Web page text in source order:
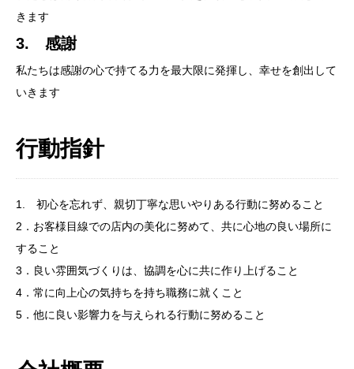
きます
3. 感謝
私たちは感謝の心で持てる力を最大限に発揮し、幸せを創出して
いきます
行動指針
1. 初心を忘れず、親切丁寧な思いやりある行動に努めること
2．お客様目線での店内の美化に努めて、共に心地の良い場所に
すること
3．良い雰囲気づくりは、協調を心に共に作り上げること
4．常に向上心の気持ちを持ち職務に就くこと
5．他に良い影響力を与えられる行動に努めること